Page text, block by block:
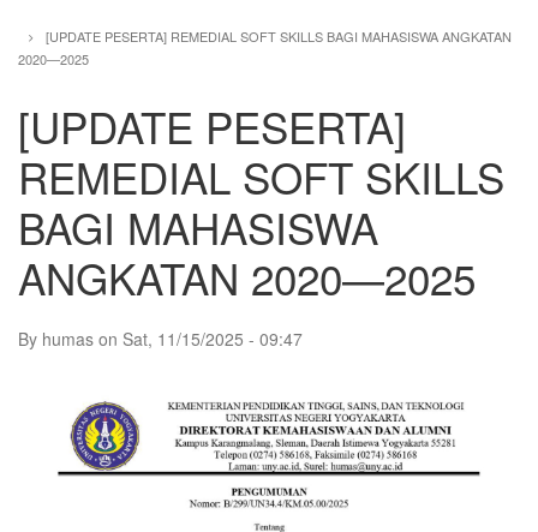
[UPDATE PESERTA] REMEDIAL SOFT SKILLS BAGI MAHASISWA ANGKATAN
2020—2025
[UPDATE PESERTA]
REMEDIAL SOFT SKILLS
BAGI MAHASISWA
ANGKATAN 2020—2025
By humas on Sat, 11/15/2025 - 09:47